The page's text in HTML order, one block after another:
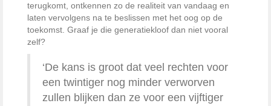
terugkomt, ontkennen zo de realiteit van vandaag en
laten vervolgens na te beslissen met het oog op de
toekomst. Graaf je die generatiekloof dan niet vooral
zelf?
‘De kans is groot dat veel rechten voor
een twintiger nog minder verworven
zullen blijken dan ze voor een vijftiger